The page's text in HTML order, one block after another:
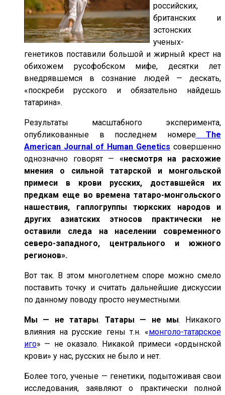
российских,
британских и
эстонских
ученых-
генетиков поставили большой и жирный крест на
обихожем русофобском мифе, десятки лет
внедрявшемся в сознание людей — дескать,
«поскреби русского и обязательно найдешь
татарина».
Результаты масштабного эксперимента,
опубликованные в последнем номереThe
American Journal of Human Genetics совершенно
однозначно говорят — «несмотря на расхожие
мнения о сильной татарской и монгольской
примеси в крови русских, доставшейся их
предкам еще во времена татаро-монгольского
нашествия, гаплогруппы тюркских народов и
других азиатских этносов практически не
оставили следа на населении современного
северо-западного, центрального и южного
регионов».
Вот так. В этом многолетнем споре можно смело
поставить точку и считать дальнейшие дискуссии
по данному поводу просто неуместными.
Мы — не татары. Татары — не мы. Никакого
влияния на русские гены т.н. «монголо-татарское
иго» — не оказало. Никакой примеси «ордынской
крови» у нас, русских не было и нет.
Более того, ученые — генетики, подытоживая свои
исследования, заявляют о практически полной